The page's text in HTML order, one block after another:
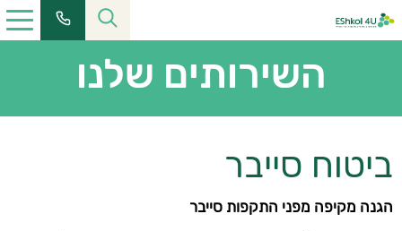
השירותים שלנו
ביטוח סייבר
הגנה מקיפה מפני התקפות סייבר